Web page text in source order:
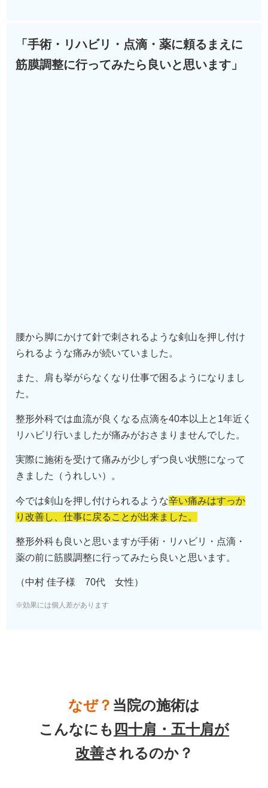
「手術・リハビリ・点滴・薬に頼るまえに
筋膜調整に行ってみたら良いと思います」
整形外科では血流が良くなる点滴を40本以上と1年近く
実際に施術を受けて痛みが少しずつ良い状態になって
今では剣山を押し付けられるような
辛い痛みはすっか
整形外科も良いと思いますが手術・リハビリ・点滴・
（中村 佳子様 70代 女性）
他で良くならない理由